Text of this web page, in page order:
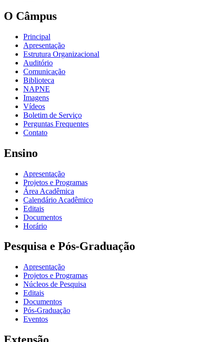
O Câmpus
Principal
Apresentação
Estrutura Organizacional
Auditório
Comunicação
Biblioteca
NAPNE
Imagens
Vídeos
Boletim de Serviço
Perguntas Frequentes
Contato
Ensino
Apresentação
Projetos e Programas
Área Acadêmica
Calendário Acadêmico
Editais
Documentos
Horário
Pesquisa e Pós-Graduação
Apresentação
Projetos e Programas
Núcleos de Pesquisa
Editais
Documentos
Pós-Graduação
Eventos